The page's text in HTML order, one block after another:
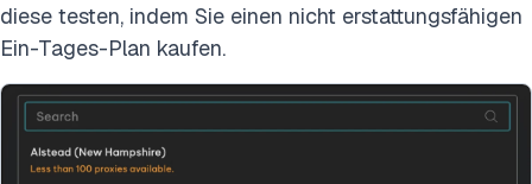
diese testen, indem Sie einen nicht erstattungsfähigen
Ein-Tages-Plan kaufen.